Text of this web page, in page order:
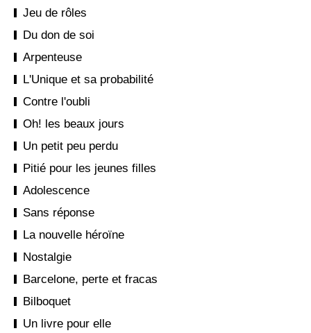
Jeu de rôles
Du don de soi
Arpenteuse
L'Unique et sa probabilité
Contre l'oubli
Oh! les beaux jours
Un petit peu perdu
Pitié pour les jeunes filles
Adolescence
Sans réponse
La nouvelle héroïne
Nostalgie
Barcelone, perte et fracas
Bilboquet
Un livre pour elle